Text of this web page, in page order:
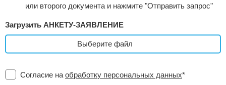
или второго документа и нажмите "Отправить запрос"
Загрузить АНКЕТУ-ЗАЯВЛЕНИЕ
Выберите файл
Согласие на обработку персональных данных*